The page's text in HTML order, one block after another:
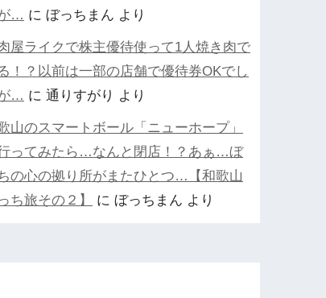
… に ぼっちまん より
屋ライクで株主優待使って1人焼き肉で
！？以前は一部の店舗で優待券OKでし
… に 通りすがり より
山のスマートボール「ニューホープ」
ってみたら…なんと閉店！？あぁ…ぼ
の心の拠り所がまたひとつ…【和歌山
ち旅その２】
に ぼっちまん より